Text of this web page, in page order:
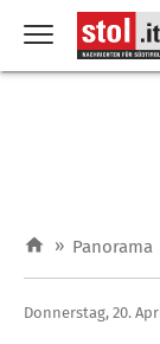
» Panorama
Donnerstag, 20.